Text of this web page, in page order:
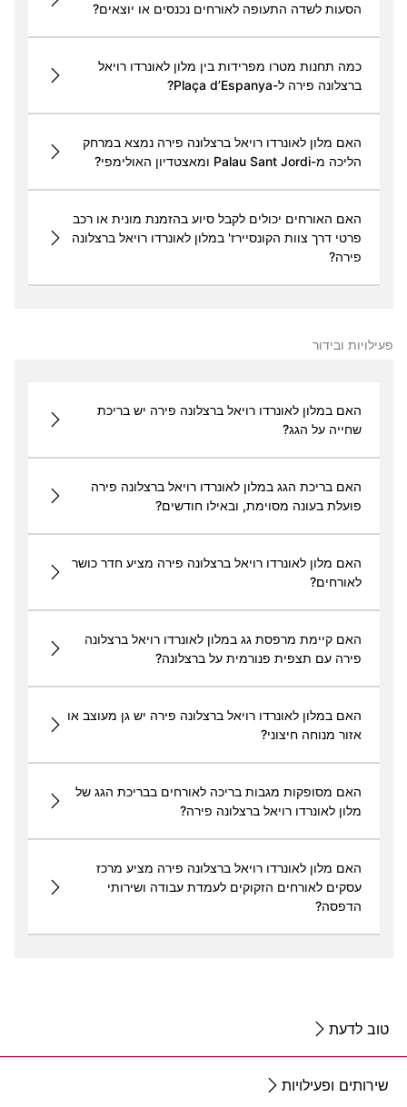
הסעות לשדה התעופה לאורחים נכנסים או יוצאים?
כמה תחנות מטרו מפרידות בין מלון לאונרדו רויאל
ברצלונה פירה ל-Plaça d’Espanya?
האם מלון לאונרדו רויאל ברצלונה פירה נמצא במרחק
הליכה מ-Palau Sant Jordi ומאצטדיון האולימפי?
האם האורחים יכולים לקבל סיוע בהזמנת מונית או רכב
פרטי דרך צוות הקונסיירז' במלון לאונרדו רויאל ברצלונה
פירה?
פעילויות ובידור
האם במלון לאונרדו רויאל ברצלונה פירה יש בריכת
שחייה על הגג?
האם בריכת הגג במלון לאונרדו רויאל ברצלונה פירה
פועלת בעונה מסוימת, ובאילו חודשים?
האם מלון לאונרדו רויאל ברצלונה פירה מציע חדר כושר
לאורחים?
האם קיימת מרפסת גג במלון לאונרדו רויאל ברצלונה
פירה עם תצפית פנורמית על ברצלונה?
האם במלון לאונרדו רויאל ברצלונה פירה יש גן מעוצב או
אזור מנוחה חיצוני?
האם מסופקות מגבות בריכה לאורחים בבריכת הגג של
מלון לאונרדו רויאל ברצלונה פירה?
האם מלון לאונרדו רויאל ברצלונה פירה מציע מרכז
עסקים לאורחים הזקוקים לעמדת עבודה ושירותי
הדפסה?
טוב לדעת
שירותים ופעילויות